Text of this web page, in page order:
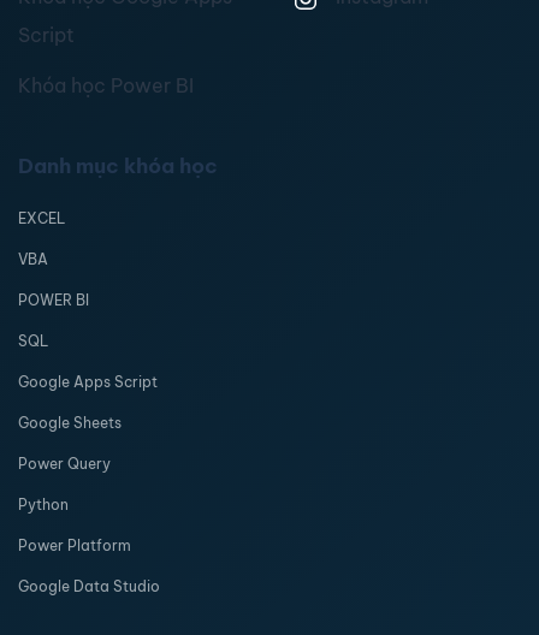
Script
Khóa học Power BI
Danh mục khóa học
EXCEL
VBA
POWER BI
SQL
Google Apps Script
Google Sheets
Power Query
Python
Power Platform
Google Data Studio